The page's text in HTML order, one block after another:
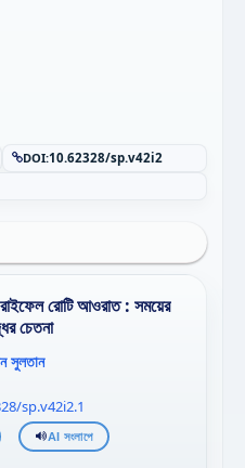
DOI:10.62328/sp.v42i2
রোটি আওরাত : সময়ের
চেতনা
সুলতান
sp.v42i2.1
AI সংলাপে